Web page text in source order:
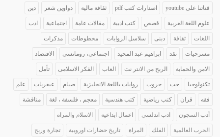
قناتنا على youtube اصدارات كتب pdf ثقافة مالية دواوين شعر دين
علوم اللغة العربية قصص كتب ادبية مقالات عامة اجتماعية ادب
اللغات ثقافة دبنى سلاسل الروايات مخطوطات مذكرات
مسرحيات نقد ابراهيم عبد المجيد اجتماعى، رومانسى الاقتصاد
الامن والحماية الربح من الانتر نت العاب الفكر الاسلامى تأمل
تكنولوجيا حب حروب روايات باللغة الانجليزية صيام عبقريات علم
فقه قران كتب رياضية كتب هندسية معجم ، فلسفة ، لغة مناقشة
أدب السجون ادب اندلسي اعمال ابداعية الاسلام والمراه
الحرب العالمية الفلك المراة تاريخ حضارات اوروبية تجارة وربح